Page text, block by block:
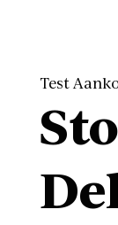
Test